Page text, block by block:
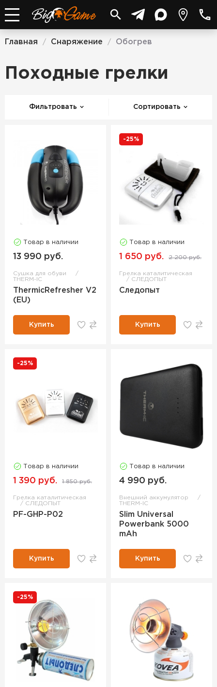
Главная / Снаряжение / Обогрев
Походные грелки
Фильтровать Сортировать
Товар в наличии
13 990 руб.
Сушка для обуви
THERM-IC
ThermicRefresher V2
(EU)
Купить
-25%
Товар в наличии
1 650 руб. 2 200 руб.
Грелка каталитическая
СЛЕДОПЫТ
Следопыт
Купить
-25%
Товар в наличии
1 390 руб. 1 850 руб.
Грелка каталитическая
СЛЕДОПЫТ
PF-GHP-P02
Купить
Товар в наличии
4 990 руб.
Внешний аккумулятор
THERM-IC
Slim Universal
Powerbank 5000
mAh
Купить
-25%